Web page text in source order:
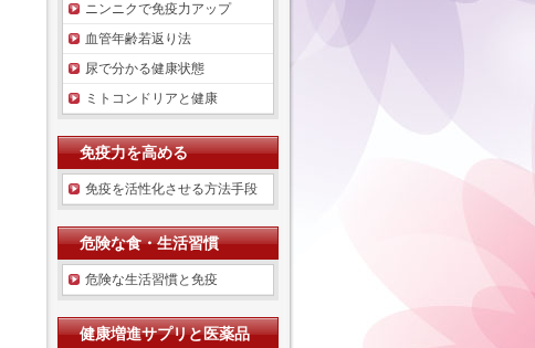
ニンニクで免疫力アップ
血管年齢若返り法
尿で分かる健康状態
ミトコンドリアと健康
免疫力を高める
免疫を活性化させる方法手段
危険な食・生活習慣
危険な生活習慣と免疫
健康増進サプリと医薬品